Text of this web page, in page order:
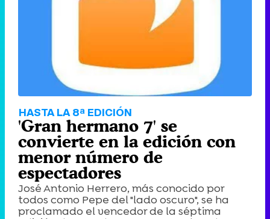
HASTA LA 8ª EDICIÓN
'Gran hermano 7' se
convierte en la edición con
menor número de
espectadores
José Antonio Herrero, más conocido por
todos como Pepe del "lado oscuro", se ha
proclamado el vencedor de la séptima